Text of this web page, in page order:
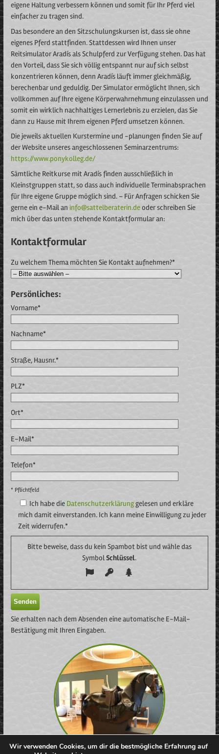
eigene Haltung verbessern können und somit für Ihr Pferd viel
einfacher zu tragen sind.
Das besondere an den Sitzschulungskursen ist, dass sie ohne
eigenes Pferd stattfinden. Stattdessen wird Ihnen unser
Reitsimulator Aradís als Schulpferd zur Verfügung stehen. Das hat
den Vorteil, dass Sie sich völlig entspannt nur auf sich selbst
konzentrieren können, denn Aradís läuft immer gleichmäßig,
berechenbar und geduldig. Der Simulator ermöglicht Ihnen, sich
vollkommen auf Ihre eigene Körperwahrnehmung einzulassen und
somit ein wirklich nachhaltiges Lernerlebnis zu erzielen, das Sie
dann zu Hause mit Ihrem eigenen Pferd umsetzen können.
Die jeweils aktuellen Kurstermine und -planungen finden Sie auf
der Website unseres angeschlossenen Seminarzentrums:
https://www.ponykolleg.de/
Sämtliche Reitkurse mit Aradís finden ausschließlich in
Kleinstgruppen statt, so dass auch individuelle Terminabsprachen
für Ihre eigene Gruppe möglich sind. – Für Anfragen schicken Sie
gerne ein e-Mail an info@sattelberaterin.deoder schreiben Sie
mich über das unten stehende Kontaktformular an:
Kontaktformular
Zu welchem Thema möchten Sie Kontakt aufnehmen?*
Persönliches:
Vorname*
Nachname*
Straße, Hausnr.*
PLZ*
Ort*
E-Mail*
Telefon*
* Pflichtfeld
Ich habe die Datenschutzerklärunggelesen und erkläre
mich damit einverstanden. Ich kann meine Einwilligung zu jeder
Zeit widerrufen.*
Bitte beweise, dass du kein Spambot bist und wähle das
SymbolSchlüssel.
Sie erhalten nach dem Absenden eine automatische E-Mail-
Bestätigung mit Ihren Eingaben.
Wir verwenden Cookies, um dir die bestmögliche Erfahrung auf